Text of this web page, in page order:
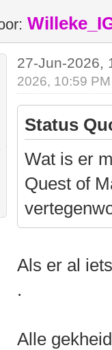
27-Jun-2026,
2026, 10:59
Status
Wat is er
Quest of
Als er al
.
Alle